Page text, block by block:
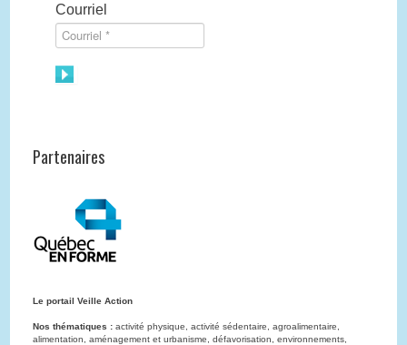
Courriel
Partenaires
Le portail Veille Action
Nos thématiques : activité physique, activité sédentaire, agroalimentaire,
alimentation, aménagement et urbanisme, défavorisation, environnements,